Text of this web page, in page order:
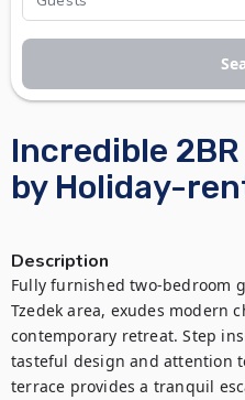
Incredible
by Holiday-
Description
Fully furnished two-bedroom
Tzedek area, exudes modern
contemporary retreat. Step
tasteful design and attention
terrace provides a tranquil